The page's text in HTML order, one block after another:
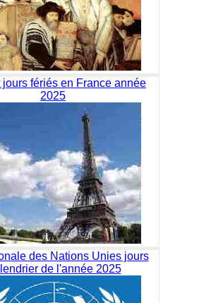
jours fériés en France année
2025
des Nations Unies jours
de l'année 2025